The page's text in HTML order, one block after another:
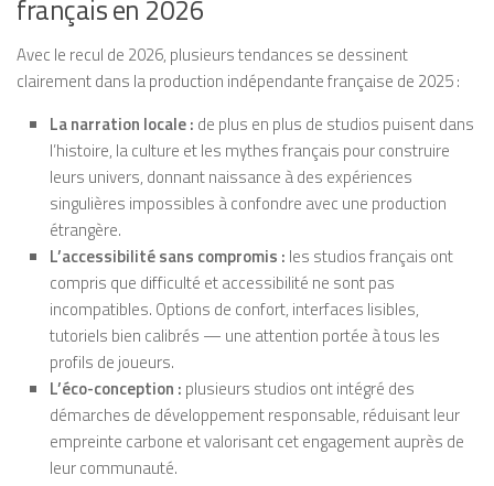
français en 2026
Avec le recul de 2026, plusieurs tendances se dessinent
clairement dans la production indépendante française de 2025 :
La narration locale : de plus en plus de studios puisent dans
l’histoire, la culture et les mythes français pour construire
leurs univers, donnant naissance à des expériences
singulières impossibles à confondre avec une production
étrangère.
L’accessibilité sans compromis : les studios français ont
compris que difficulté et accessibilité ne sont pas
incompatibles. Options de confort, interfaces lisibles,
tutoriels bien calibrés — une attention portée à tous les
profils de joueurs.
L’éco-conception : plusieurs studios ont intégré des
démarches de développement responsable, réduisant leur
empreinte carbone et valorisant cet engagement auprès de
leur communauté.